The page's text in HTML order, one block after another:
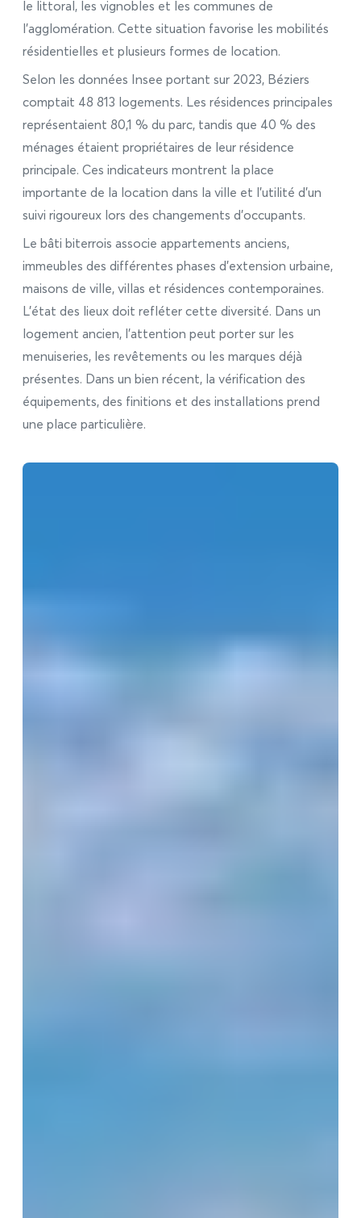
le littoral, les vignobles et les communes de
l’agglomération. Cette situation favorise les mobilités
résidentielles et plusieurs formes de location.
Selon les données Insee portant sur 2023, Béziers
comptait 48 813 logements. Les résidences principales
représentaient 80,1 % du parc, tandis que 40 % des
ménages étaient propriétaires de leur résidence
principale. Ces indicateurs montrent la place
importante de la location dans la ville et l’utilité d’un
suivi rigoureux lors des changements d’occupants.
Le bâti biterrois associe appartements anciens,
immeubles des différentes phases d’extension urbaine,
maisons de ville, villas et résidences contemporaines.
L’état des lieux doit refléter cette diversité. Dans un
logement ancien, l’attention peut porter sur les
menuiseries, les revêtements ou les marques déjà
présentes. Dans un bien récent, la vérification des
équipements, des finitions et des installations prend
une place particulière.